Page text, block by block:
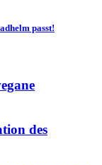
passt!
des